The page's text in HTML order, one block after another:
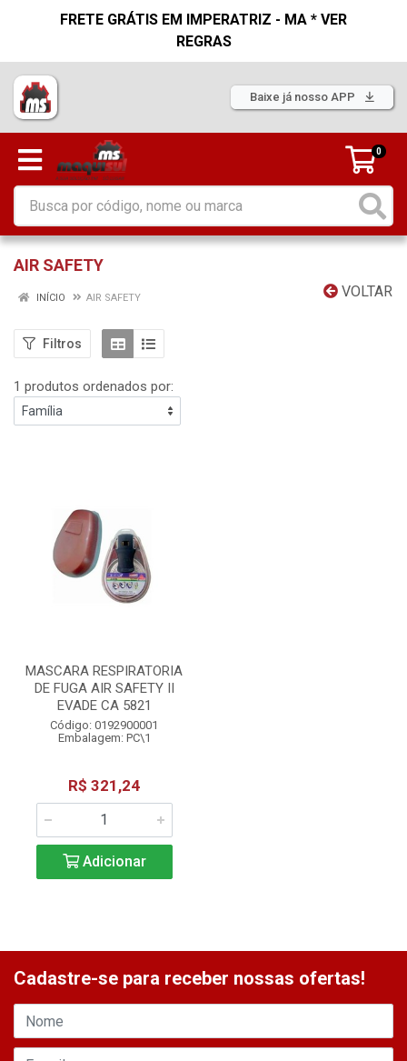
FRETE GRÁTIS EM IMPERATRIZ - MA * VER
REGRAS
Baixe já nosso APP
0
AIR SAFETY
VOLTAR
INÍCIO AIR SAFETY
Filtros
1 produtos ordenados por:
MASCARA RESPIRATORIA
DE FUGA AIR SAFETY II
EVADE CA 5821
Código: 0192900001
Embalagem: PC\1
R$ 321,24
Adicionar
Cadastre-se para receber nossas ofertas!